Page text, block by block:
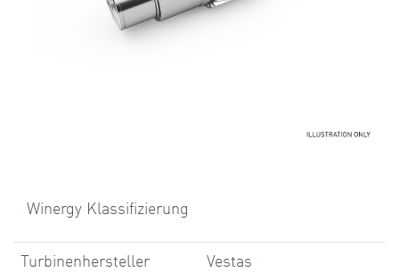
Winergy Klassifizierung
Turbinenhersteller
Vestas